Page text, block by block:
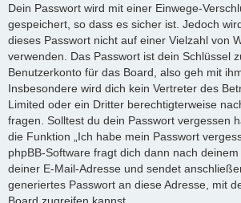
Dein Passwort wird mit einer Einwege-
gespeichert, so dass es sicher ist. Jedoch
dieses Passwort nicht auf einer Vielzahl von
verwenden. Das Passwort ist dein Schlüssel
Benutzerkonto für das Board, also geh mit
Insbesondere wird dich kein Vertreter des
Limited oder ein Dritter berechtigterweise
fragen. Solltest du dein Passwort vergessen
die Funktion „Ich habe mein Passwort
phpBB-Software fragt dich dann nach
deiner E-Mail-Adresse und sendet
generiertes Passwort an diese Adresse, mit